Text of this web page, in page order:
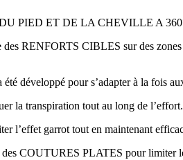
ET DE LA CHEVILLE A 360°
RENFORTS CIBLES sur des zones
développé pour s’adapter à la fois
la transpiration tout au long de l’effort.
l’effet garrot tout en maintenant
COUTURES PLATES pour limiter